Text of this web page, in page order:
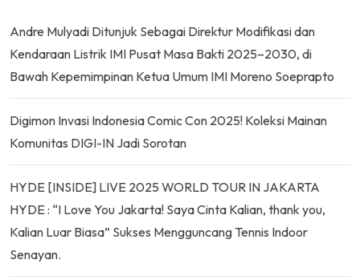
Andre Mulyadi Ditunjuk Sebagai Direktur Modifikasi dan
Kendaraan Listrik IMI Pusat Masa Bakti 2025–2030, di
Bawah Kepemimpinan Ketua Umum IMI Moreno Soeprapto
Digimon Invasi Indonesia Comic Con 2025! Koleksi Mainan
Komunitas DIGI-IN Jadi Sorotan
HYDE [INSIDE] LIVE 2025 WORLD TOUR IN JAKARTA
HYDE : “I Love You Jakarta! Saya Cinta Kalian, thank you,
Kalian Luar Biasa” Sukses Mengguncang Tennis Indoor
Senayan.